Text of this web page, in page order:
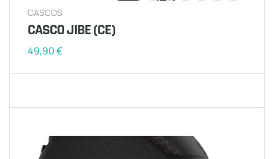
CASCOS
CASCO JIBE (CE)
49,90€